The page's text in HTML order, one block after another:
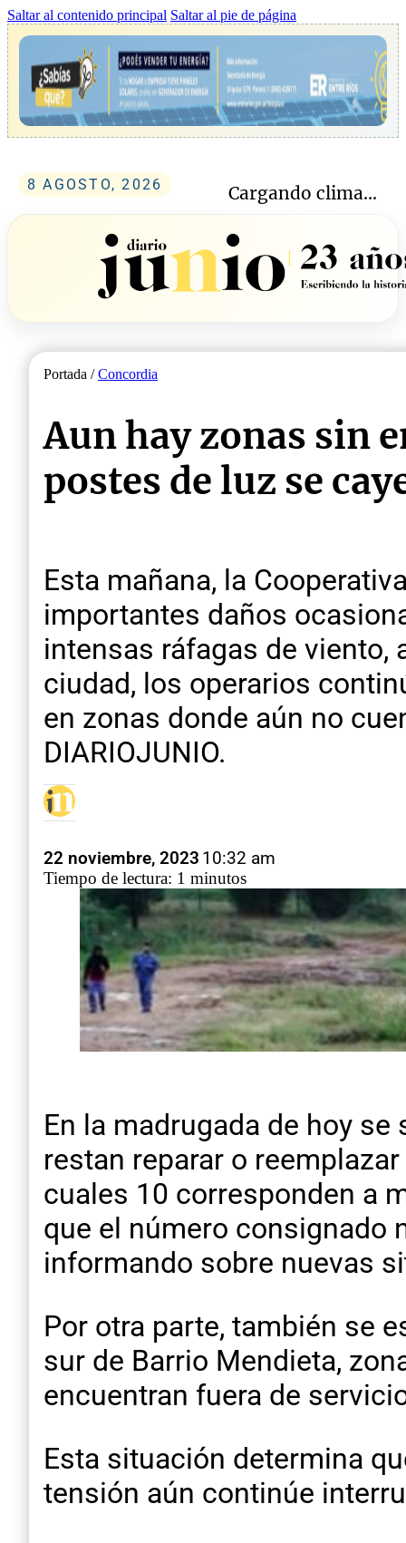
Saltar al contenido principal Saltar al pie de página
8 AGOSTO, 2026 Cargando clima...
Portada /Concordia
Aun hay zonas sin
postes de luz se
Esta mañana, la
importantes daños
intensas ráfagas de viento,
ciudad, los operarios
en zonas donde aún no
DIARIOJUNIO.
22 noviembre, 2023 10:32 am
Tiempo de lectura: 1 minutos
En la madrugada de hoy
restan reparar o
cuales 10 corresponden a
que el número consignado
informando sobre nuevas
Por otra parte, también se
sur de Barrio Mendieta,
encuentran fuera de
Esta situación determina
tensión aún continúe